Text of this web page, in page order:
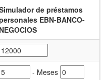
de préstamos
EBN-BANCO-
NEGOCIOS
- Meses